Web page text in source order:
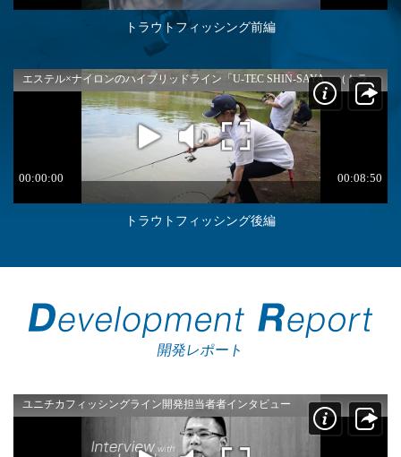
トラウトフィッシング前編
トラウトフィッシング後編
開発レポート